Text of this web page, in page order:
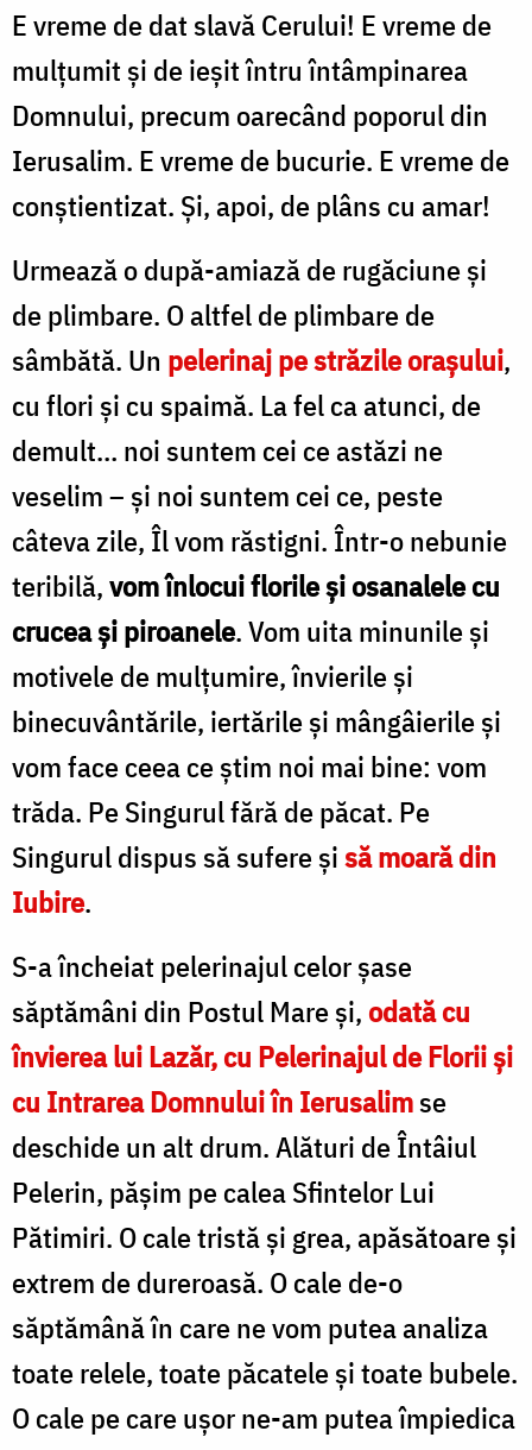
E vreme de dat slavă Cerului! E vreme de
mulțumit și de ieșit întru întâmpinarea
Domnului, precum oarecând poporul din
Ierusalim. E vreme de bucurie. E vreme de
conștientizat. Și, apoi, de plâns cu amar!
Urmează o după-amiază de rugăciune și
de plimbare. O altfel de plimbare de
sâmbătă. Un pelerinaj pe străzile orașului,
cu flori și cu spaimă. La fel ca atunci, de
demult… noi suntem cei ce astăzi ne
veselim – și noi suntem cei ce, peste
câteva zile, Îl vom răstigni. Într-o nebunie
teribilă,vom înlocui florile și osanalele cu
crucea și piroanele. Vom uita minunile și
motivele de mulțumire, învierile și
binecuvântările, iertările și mângâierile și
vom face ceea ce știm noi mai bine: vom
trăda. Pe Singurul fără de păcat. Pe
Singurul dispus să sufere șisă moară din
Iubire.
S-a încheiat pelerinajul celor șase
săptămâni din Postul Mare și,odată cu
învierea lui Lazăr, cu Pelerinajul de Florii și
cu Intrarea Domnului în Ierusalimse
deschide un alt drum. Alături de Întâiul
Pelerin, pășim pe calea Sfintelor Lui
Pătimiri. O cale tristă și grea, apăsătoare și
extrem de dureroasă. O cale de-o
săptămână în care ne vom putea analiza
toate relele, toate păcatele și toate bubele.
O cale pe care ușor ne-am putea împiedica